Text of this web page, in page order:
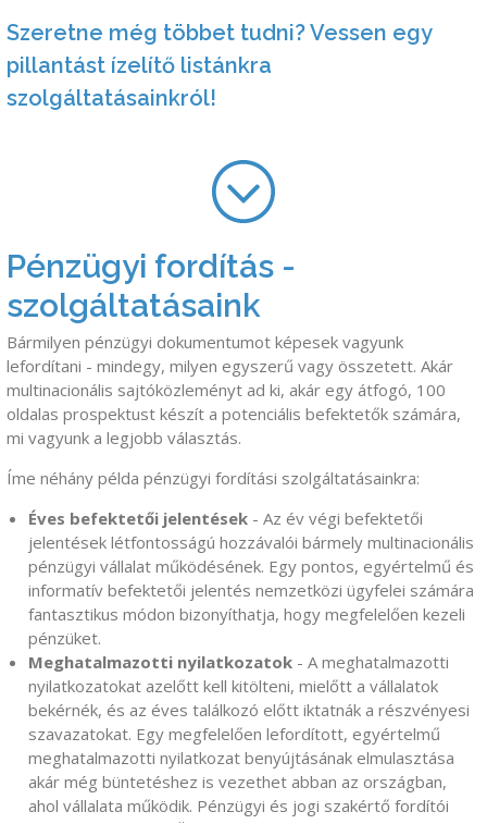
Szeretne még többet tudni? Vessen egy
pillantást ízelítő listánkra
szolgáltatásainkról!
Pénzügyi fordítás -
szolgáltatásaink
Bármilyen pénzügyi dokumentumot képesek vagyunk
lefordítani - mindegy, milyen egyszerű vagy összetett. Akár
multinacionális sajtóközleményt ad ki, akár egy átfogó, 100
oldalas prospektust készít a potenciális befektetők számára,
mi vagyunk a legjobb választás.
Íme néhány példa pénzügyi fordítási szolgáltatásainkra:
Éves befektetői jelentések - Az év végi befektetői
jelentések létfontosságú hozzávalói bármely multinacionális
pénzügyi vállalat működésének. Egy pontos, egyértelmű és
informatív befektetői jelentés nemzetközi ügyfelei számára
fantasztikus módon bizonyíthatja, hogy megfelelően kezeli
pénzüket.
Meghatalmazotti nyilatkozatok - A meghatalmazotti
nyilatkozatokat azelőtt kell kitölteni, mielőtt a vállalatok
bekérnék, és az éves találkozó előtt iktatnák a részvényesi
szavazatokat. Egy megfelelően lefordított, egyértelmű
meghatalmazotti nyilatkozat benyújtásának elmulasztása
akár még büntetéshez is vezethet abban az országban,
ahol vállalata működik. Pénzügyi és jogi szakértő fordítói